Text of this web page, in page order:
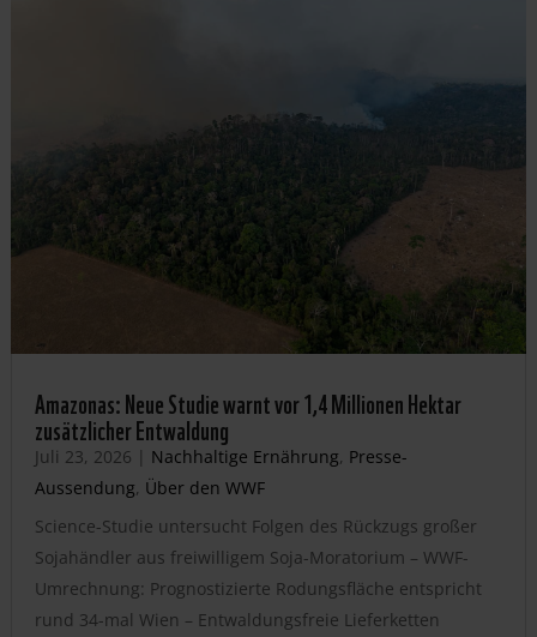
Amazonas: Neue Studie warnt vor 1,4 Millionen Hektar
zusätzlicher Entwaldung
Juli 23, 2026 | Nachhaltige Ernährung, Presse-
Aussendung, Über den WWF
Science-Studie untersucht Folgen des Rückzugs großer
Sojahändler aus freiwilligem Soja-Moratorium – WWF-
Umrechnung: Prognostizierte Rodungsfläche entspricht
rund 34-mal Wien – Entwaldungsfreie Lieferketten